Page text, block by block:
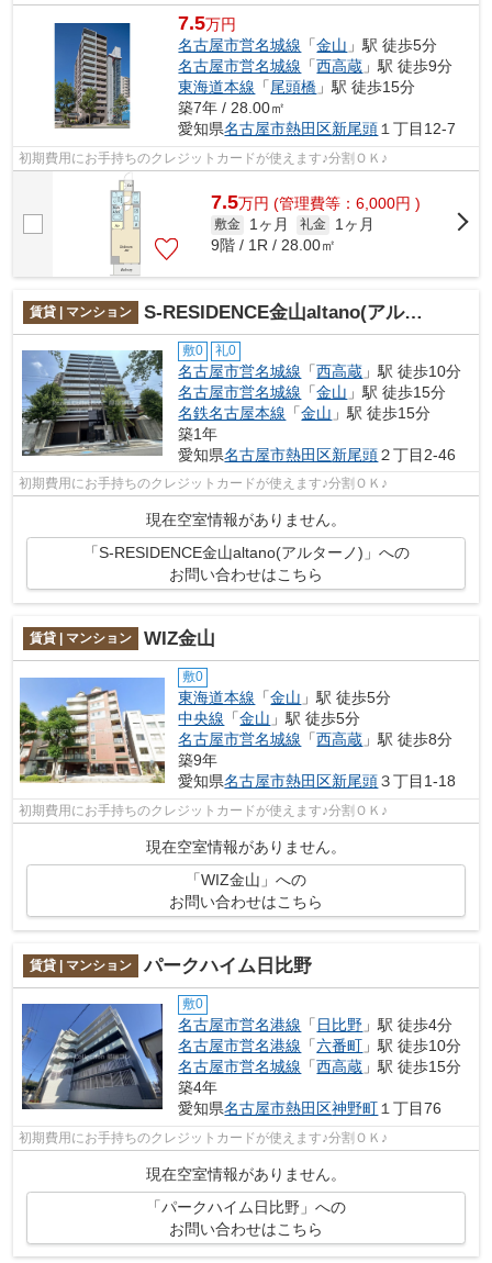
7.5万円
名古屋市営名城線 「金山 」駅 徒歩5分
名古屋市営名城線 「西高蔵 」駅 徒歩9分
東海道本線 「尾頭橋 」駅 徒歩15分
築7年 / 28.00㎡
愛知県名古屋市熱田区新尾頭 １丁目12-7
初期費用にお手持ちのクレジットカードが使えます♪分割ＯＫ♪
7.5万円 (管理費等：6,000円 )
敷金 1ヶ月 礼金
1ヶ月
9階 / 1R / 28.00㎡
賃貸 | マンション S-RESIDENCE金山altano(アルターノ)
敷0 礼0
名古屋市営名城線 「西高蔵 」駅 徒歩10分
名古屋市営名城線 「金山 」駅 徒歩15分
名鉄名古屋本線 「金山 」駅 徒歩15分
築1年
愛知県名古屋市熱田区新尾頭２丁目2-46
初期費用にお手持ちのクレジットカードが使えます♪分割ＯＫ♪
現在空室情報がありません。
「S-RESIDENCE金山altano(アルターノ)」への
お問い合わせはこちら
賃貸 | マンション WIZ金山
敷0
東海道本線 「金山 」駅 徒歩5分
中央線 「金山 」駅 徒歩5分
名古屋市営名城線 「西高蔵 」駅 徒歩8分
築9年
愛知県名古屋市熱田区新尾頭３丁目1-18
初期費用にお手持ちのクレジットカードが使えます♪分割ＯＫ♪
現在空室情報がありません。
「WIZ金山」への
お問い合わせはこちら
賃貸 | マンション パークハイム日比野
敷0
名古屋市営名港線 「 日比野 」駅 徒歩4分
名古屋市営名港線 「六番町 」駅 徒歩10分
名古屋市営名城線 「西高蔵 」駅 徒歩15分
築4年
愛知県名古屋市熱田区神野町 １丁目76
初期費用にお手持ちのクレジットカードが使えます♪分割ＯＫ♪
現在空室情報がありません。
「パークハイム日比野」への
お問い合わせはこちら